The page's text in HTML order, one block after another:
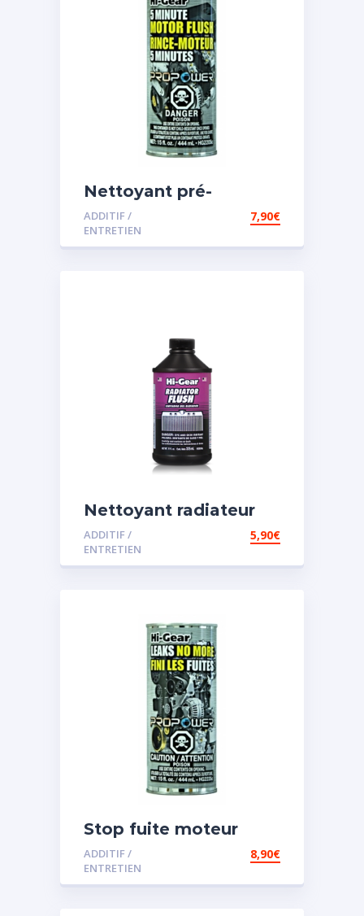
Nettoyant pré-
vidange
ADDITIF /
ENTRETIEN
7,90€
Nettoyant radiateur
ADDITIF /
ENTRETIEN
5,90€
Stop fuite moteur
ADDITIF /
ENTRETIEN
8,90€